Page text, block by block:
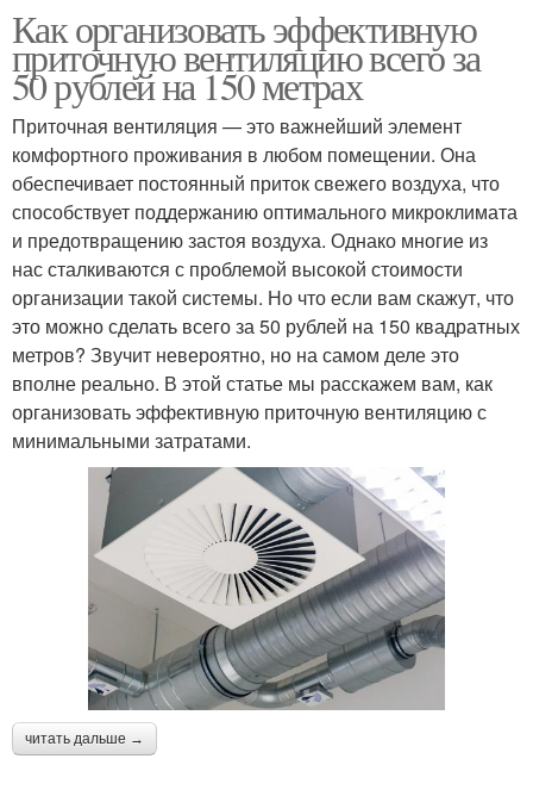
Как организовать эффективную
приточную вентиляцию всего за
50 рублей на 150 метрах
Приточная вентиляция — это важнейший элемент
комфортного проживания в любом помещении. Она
обеспечивает постоянный приток свежего воздуха, что
способствует поддержанию оптимального микроклимата
и предотвращению застоя воздуха. Однако многие из
нас сталкиваются с проблемой высокой стоимости
организации такой системы. Но что если вам скажут, что
это можно сделать всего за 50 рублей на 150 квадратных
метров? Звучит невероятно, но на самом деле это
вполне реально. В этой статье мы расскажем вам, как
организовать эффективную приточную вентиляцию с
минимальными затратами.
читать дальше →